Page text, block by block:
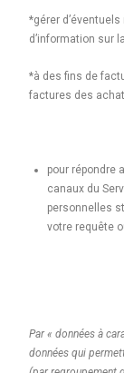
*gérer
d’information sur
*à des fins de
factures des
pour répondre
canaux du
personnelles
votre requête
Par « données à
données qui